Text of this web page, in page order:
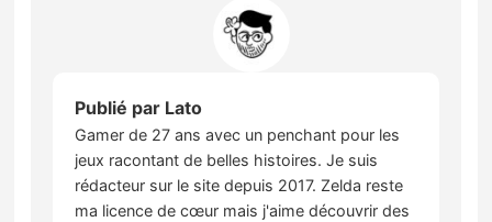
Publié par Lato
Gamer de 27 ans avec un penchant pour les
jeux racontant de belles histoires. Je suis
rédacteur sur le site depuis 2017. Zelda reste
ma licence de cœur mais j'aime découvrir des